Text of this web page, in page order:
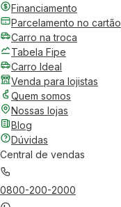
Financiamento
Parcelamento no cartão
Carro na troca
Tabela Fipe
Carro Ideal
Venda para lojistas
Quem somos
Nossas lojas
Blog
Dúvidas
Central de vendas
0800-200-2000